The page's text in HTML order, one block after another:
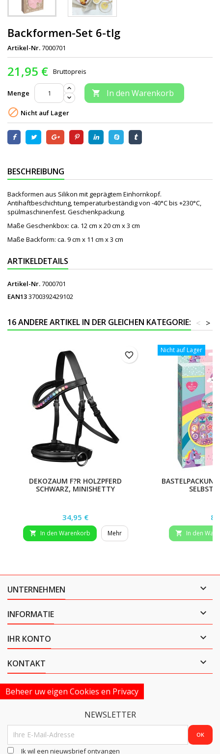
Backformen-Set 6-tlg
Artikel-Nr.7000701
21,95 € Bruttopreis
Menge  In den Warenkorb
 Nicht auf Lager
BESCHREIBUNG
Backformen aus Silikon mit geprägtem Einhornkopf.
Antihaftbeschichtung, temperaturbeständig von -40°C bis +230°C,
spülmaschinenfest. Geschenkpackung.
Maße Geschenkbox: ca. 12 cm x 20 cm x 3 cm
Maße Backform: ca. 9 cm x 11 cm x 3 cm
ARTIKELDETAILS
Artikel-Nr.7000701
EAN133700392429102
16 ANDERE ARTIKEL IN DER GLEICHEN KATEGORIE: >
<
DEKOZAUM F?R HOLZPFERD
SCHWARZ, MINISHETTY
Preis
34,95 €
 In den Warenkorb Mehr
favorite_border
Nicht auf Lager
 In den
UNTERNEHMEN 
INFORMATIE 
IHR KONTO 
KONTAKT 
Beheer uw eigen Cookies en Privacy
NEWSLETTER
Ik wil een nieuwsbrief ontvangen